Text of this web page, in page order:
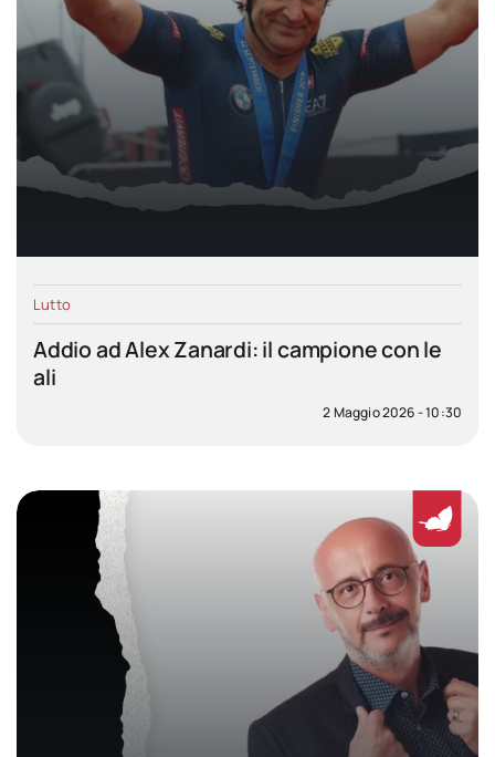
Lutto
Addio ad Alex Zanardi: il campione con le
ali
2 Maggio 2026 - 10:30